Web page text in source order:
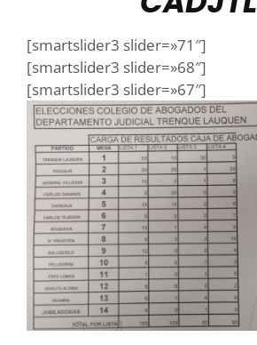
[smartslider3 slider=»71″]
[smartslider3 slider=»68″]
[smartslider3 slider=»67″]